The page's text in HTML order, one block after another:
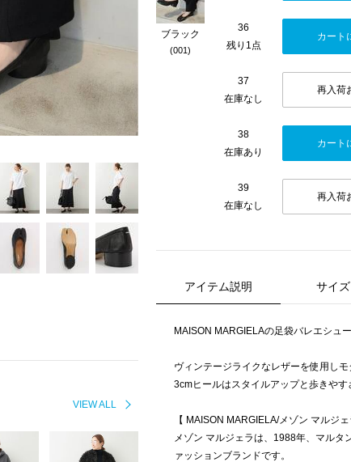
VIEW ALL
ブラック
(001)
36
残り1点
カート
37
在庫なし
再入荷
38
在庫あり
カート
39
在庫なし
再入荷
アイテム説明 サイ
MAISON MARGIELAの足袋バレエシュー
ヴィンテージライクなレザーを使用しモ
3cmヒールはスタイルアップと歩きやす
【 MAISON MARGIELA/メゾン マルジェ
メゾン マルジェラは、1988年、マルタ
ァッションブランドです。